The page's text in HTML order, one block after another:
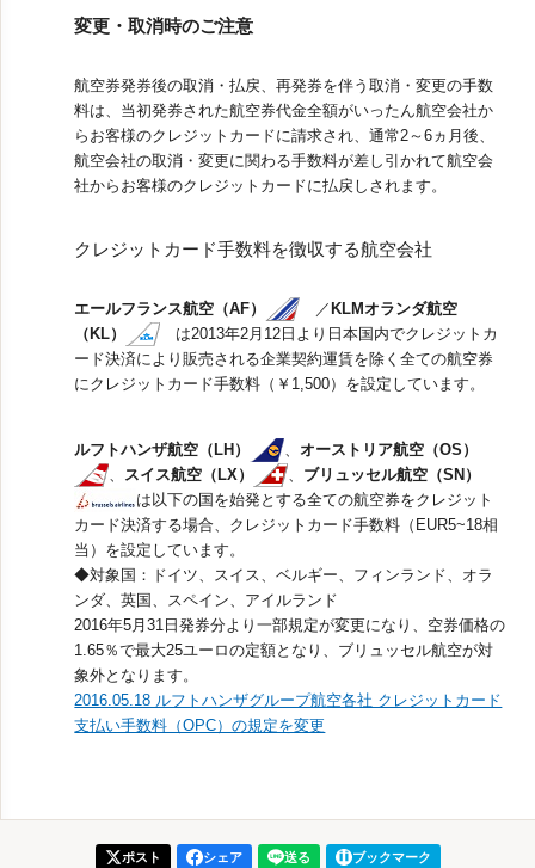
変更・取消時のご注意
航空券発券後の取消・払戻、再発券を伴う取消・変更の手数
料は、当初発券された航空券代金全額がいったん航空会社か
らお客様のクレジットカードに請求され、通常2～6ヵ月後、
航空会社の取消・変更に関わる手数料が差し引かれて航空会
社からお客様のクレジットカードに払戻しされます。
クレジットカード手数料を徴収する航空会社
エールフランス航空（AF） ／ KLMオランダ航空
（KL）
は2013年2月12日より日本国内でクレジットカ
ード決済により販売される企業契約運賃を除く全ての航空券
にクレジットカード手数料（￥1,500）を設定しています。
ルフトハンザ航空（LH） 、オーストリア航空（OS）
、 スイス航空（LX） 、 ブリュッセル航空（SN）
は以下の国を始発とする全ての航空券をクレジット
カード決済する場合、クレジットカード手数料（EUR5~18相
当）を設定しています。
◆対象国：ドイツ、スイス、ベルギー、フィンランド、オラ
ンダ、英国、スペイン、アイルランド
2016年5月31日発券分より一部規定が変更になり、空券価格の
1.65％で最大25ユーロの定額となり、ブリュッセル航空が対
象外となります。
2016.05.18 ルフトハンザグループ航空各社 クレジットカード
支払い手数料（OPC）の規定を変更
ポスト シェア 送る ブックマーク